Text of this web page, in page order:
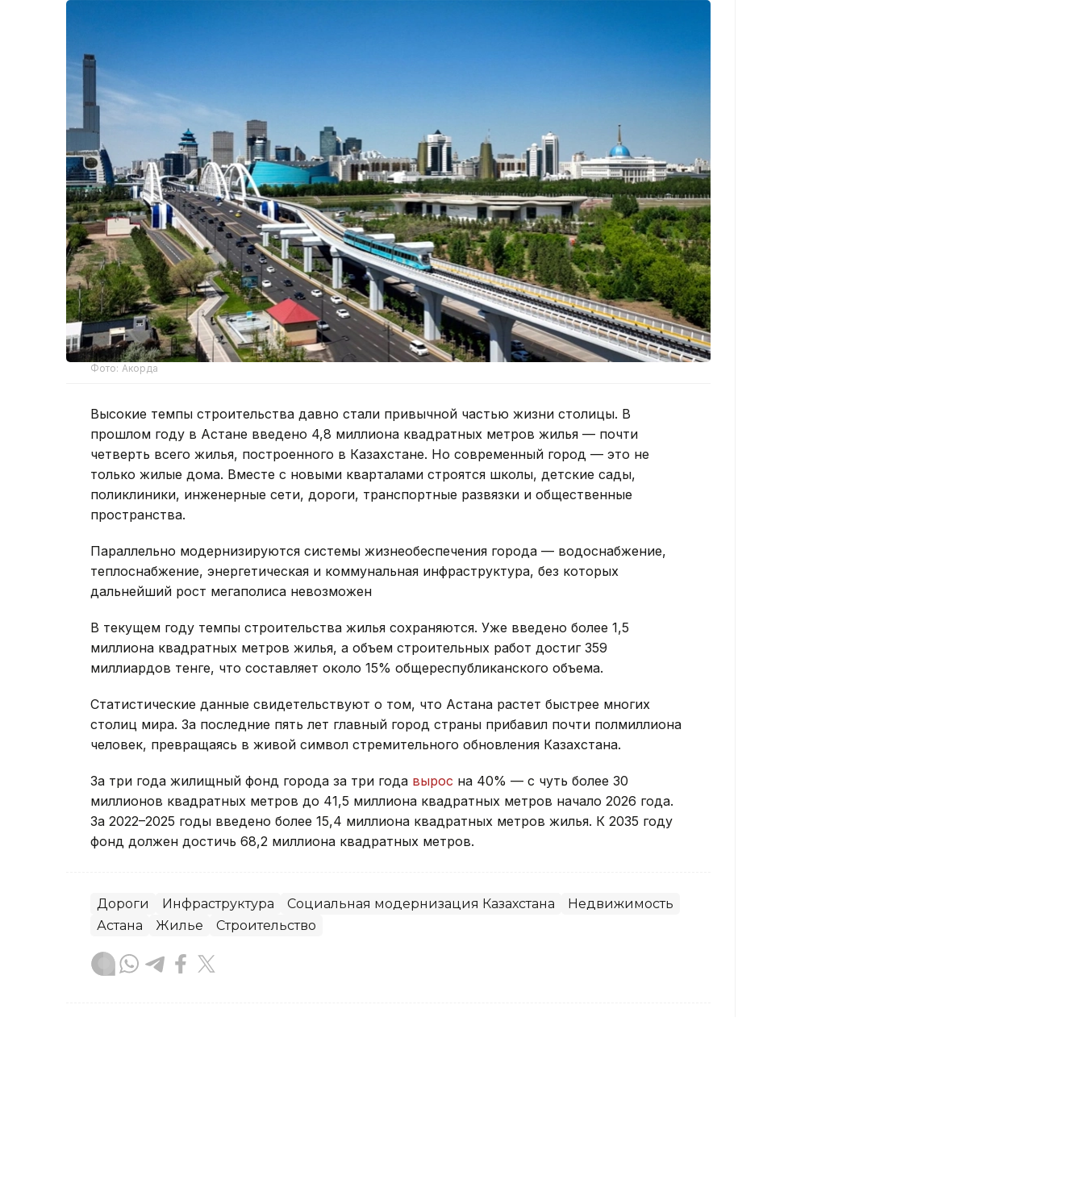
Фото: Акорда
Высокие темпы строительства давно стали привычной частью жизни столицы. В
прошлом году в Астане введено 4,8 миллиона квадратных метров жилья — почти
четверть всего жилья, построенного в Казахстане. Но современный город — это не
только жилые дома. Вместе с новыми кварталами строятся школы, детские сады,
поликлиники, инженерные сети, дороги, транспортные развязки и общественные
пространства.
Параллельно модернизируются системы жизнеобеспечения города — водоснабжение,
теплоснабжение, энергетическая и коммунальная инфраструктура, без которых
дальнейший рост мегаполиса невозможен
В текущем году темпы строительства жилья сохраняются. Уже введено более 1,5
миллиона квадратных метров жилья, а объем строительных работ достиг 359
миллиардов тенге, что составляет около 15% общереспубликанского объема.
Статистические данные свидетельствуют о том, что Астана растет быстрее многих
столиц мира. За последние пять лет главный город страны прибавил почти полмиллиона
человек, превращаясь в живой символ стремительного обновления Казахстана.
За три года жилищный фонд города за три года вырос на 40% — с чуть более 30
миллионов квадратных метров до 41,5 миллиона квадратных метров начало 2026 года.
За 2022–2025 годы введено более 15,4 миллиона квадратных метров жилья. К 2035 году
фонд должен достичь 68,2 миллиона квадратных метров.
Дороги Инфраструктура Социальная модернизация Казахстана
Недвижимость
Астана
Жилье Строительство